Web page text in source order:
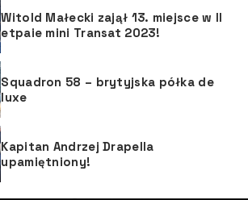
Witold Małecki zajął 13. miejsce w II
etpaie mini Transat 2023!
Squadron 58 – brytyjska półka de
luxe
Kapitan Andrzej Drapella
upamiętniony!